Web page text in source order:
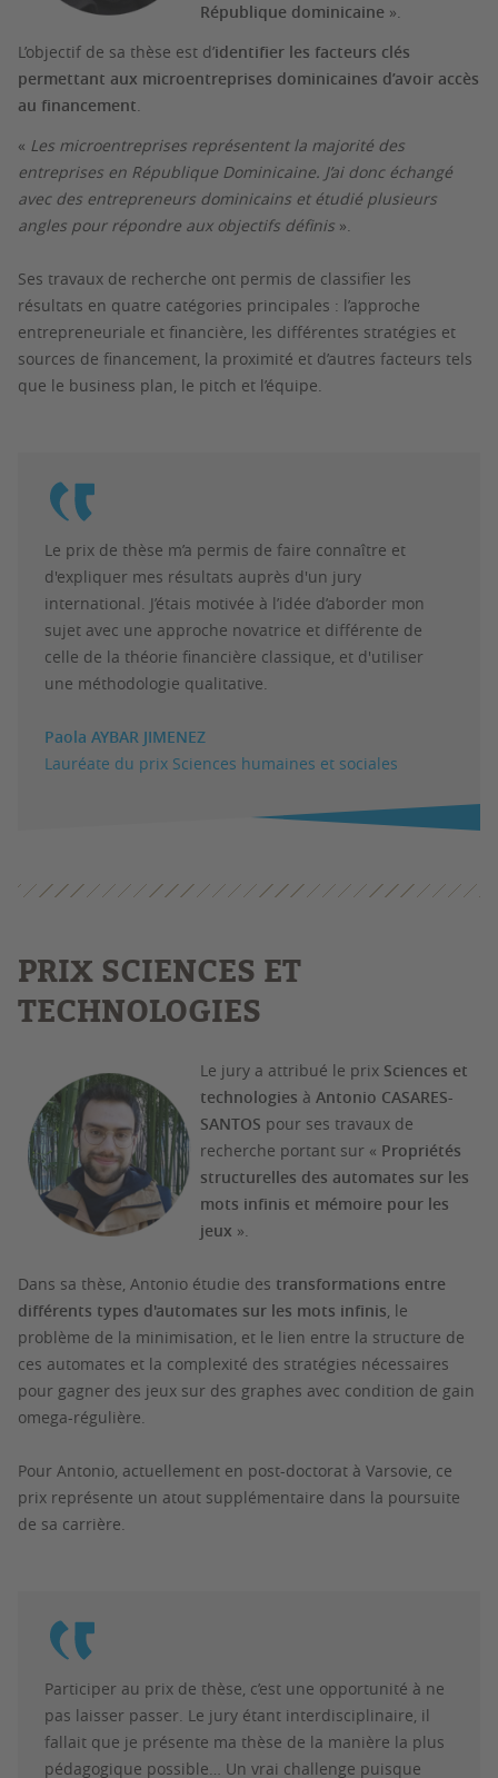
République dominicaine ».
L’objectif de sa thèse est d’identifier les facteurs clés
permettant aux microentreprises dominicaines d’avoir accès
au financement.
« Les microentreprises représentent la majorité des
entreprises en République Dominicaine. J’ai donc échangé
avec des entrepreneurs dominicains et étudié plusieurs
angles pour répondre aux objectifs définis ».
Ses travaux de recherche ont permis de classifier les
résultats en quatre catégories principales : l’approche
entrepreneuriale et financière, les différentes stratégies et
sources de financement, la proximité et d’autres facteurs tels
que le business plan, le pitch et l’équipe.
Le prix de thèse m’a permis de faire connaître et
d'expliquer mes résultats auprès d'un jury
international. J’étais motivée à l’idée d’aborder mon
sujet avec une approche novatrice et différente de
celle de la théorie financière classique, et d'utiliser
une méthodologie qualitative.
Paola AYBAR JIMENEZ
Lauréate du prix Sciences humaines et sociales
PRIX SCIENCES ET
TECHNOLOGIES
Le jury a attribué le prix Sciences et
technologies à Antonio CASARES-
SANTOS pour ses travaux de
recherche portant sur « Propriétés
structurelles des automates sur les
mots infinis et mémoire pour les
jeux ».
Dans sa thèse, Antonio étudie des transformations entre
différents types d'automates sur les mots infinis, le
problème de la minimisation, et le lien entre la structure de
ces automates et la complexité des stratégies nécessaires
pour gagner des jeux sur des graphes avec condition de gain
omega-régulière.
Pour Antonio, actuellement en post-doctorat à Varsovie, ce
prix représente un atout supplémentaire dans la poursuite
de sa carrière.
Participer au prix de thèse, c’est une opportunité à ne
pas laisser passer. Le jury étant interdisciplinaire, il
fallait que je présente ma thèse de la manière la plus
pédagogique possible… Un vrai challenge puisque